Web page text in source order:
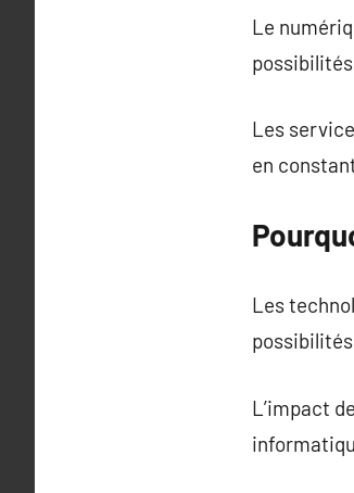
Le
Les
en
Les
L’impact